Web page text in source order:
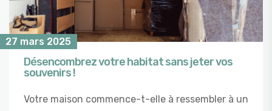
27 mars 2025
Désencombrez votre habitat sans jeter vos
souvenirs !
Votre maison commence-t-elle à ressembler à un